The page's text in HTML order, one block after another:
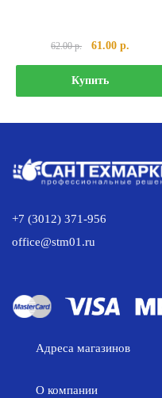
62.00р.
Первоначальная
цена
составляла
62.00 р..
61.00р.
цена:
Купить
+7 (3012) 371-956
office@stm01.ru
Адреса магазинов
О компании